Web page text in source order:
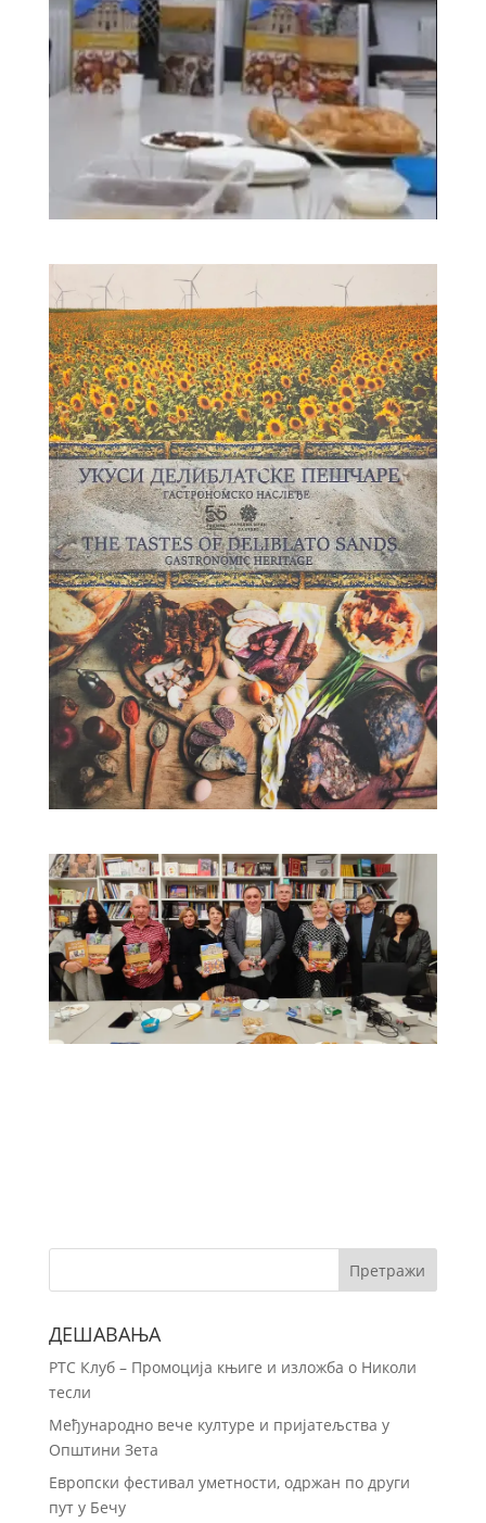
ДЕШАВАЊА
РТС Клуб – Промоција књиге и изложба о Николи
тесли
Међународно вече културе и пријатељства у
Општини Зета
Европски фестивал уметности, одржан по други
пут у Бечу